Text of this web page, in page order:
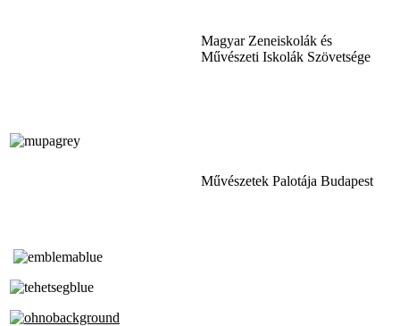
Magyar Zeneiskolák és
Művészeti Iskolák Szövetsége
Művészetek Palotája Budapest